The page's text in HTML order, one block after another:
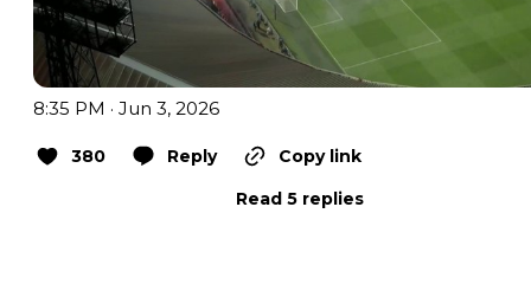
8:35 PM · Jun 3, 2026
380 Reply
Copy link
Read 5 replies